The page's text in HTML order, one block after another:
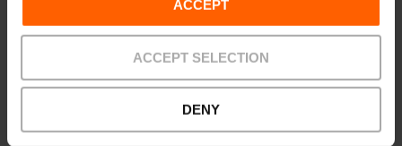
ACCEPT
ACCEPT SELECTION
DENY
Contacto